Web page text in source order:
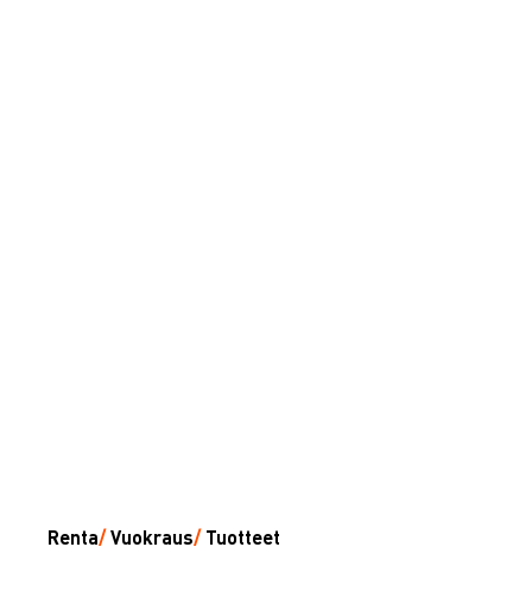
Renta/Vuokraus/ Tuotteet